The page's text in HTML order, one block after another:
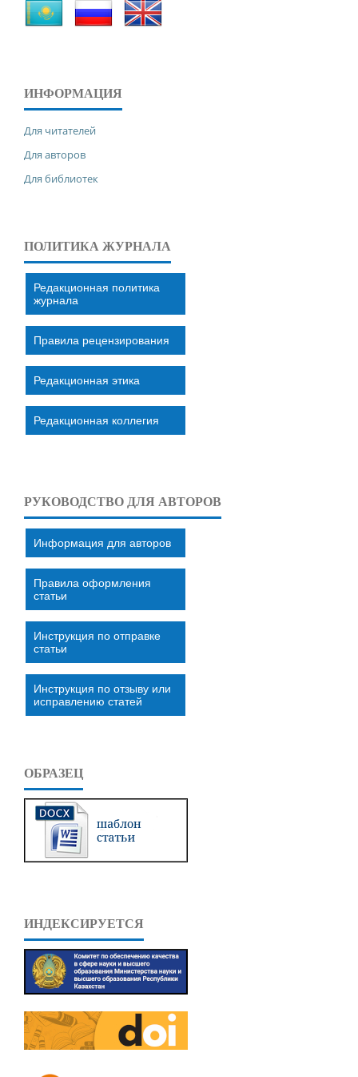
ИНФОРМАЦИЯ
Для читателей
Для авторов
Для библиотек
ПОЛИТИКА ЖУРНАЛА
Редакционная политика
журнала
Правила рецензирования
Редакционная этика
Редакционная коллегия
РУКОВОДСТВО ДЛЯ АВТОРОВ
Информация для авторов
Правила оформления
статьи
Инструкция по отправке
статьи
Инструкция по отзыву или
исправлению статей
ОБРАЗЕЦ
ИНДЕКСИРУЕТСЯ